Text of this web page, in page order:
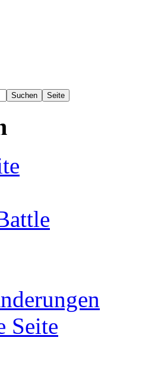
Seite